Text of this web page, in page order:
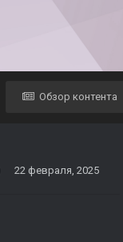
Обзор контента
22 февраля, 2025